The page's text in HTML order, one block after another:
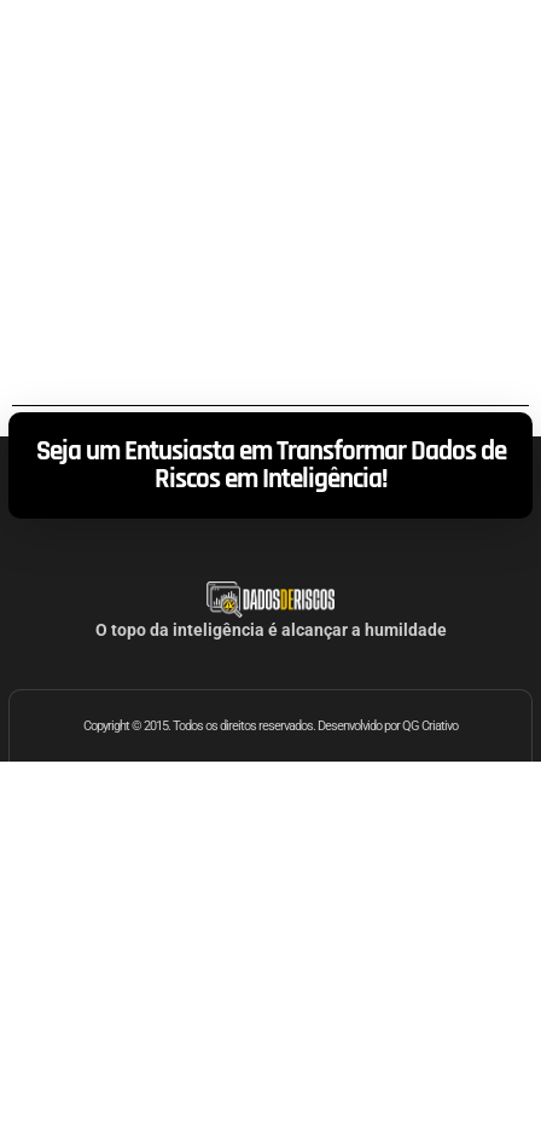
Seja um Entusiasta em Transformar Dados de
Riscos em Inteligência!
O topo da inteligência é alcançar a humildade
Copyright © 2015. Todos os direitos reservados. Desenvolvido por QG Criativo